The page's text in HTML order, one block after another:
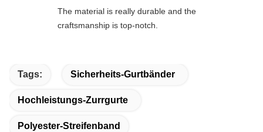
The material is really durable and the
craftsmanship is top-notch.
Tags: Sicherheits-Gurtbänder
Hochleistungs-Zurrgurte
Polyester-Streifenband